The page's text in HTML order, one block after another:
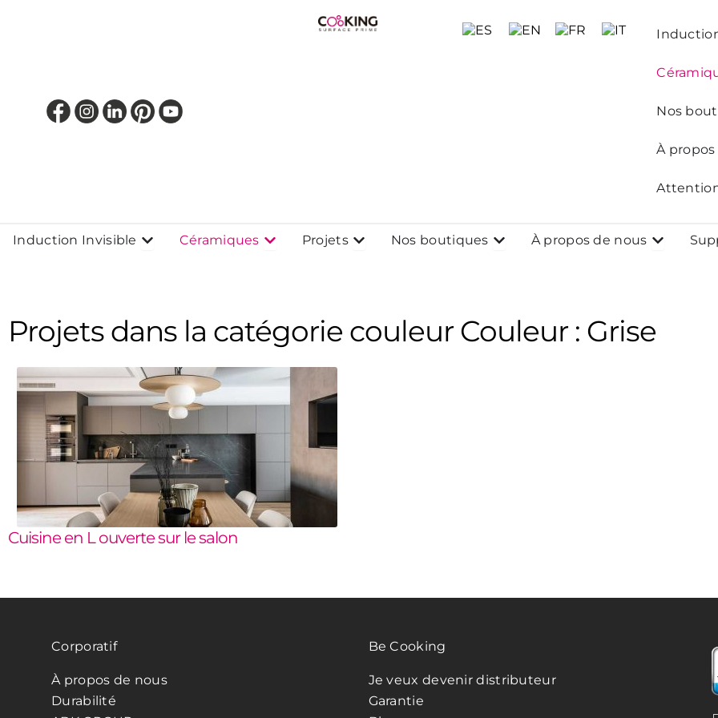
Nos
À
Induction Invisible Ouvrir Induction Invisible
Céramiques Ouvrir Céramiques
Projets Ouvrir Projets
Nos boutiques Ouvrir Nos boutiques
À propos de nous Ouvrir À
Projets dans la catégorie couleur Couleur : Grise
Cuisine en L ouverte sur le salon
Corporatif
À propos de nous
Durabilité
Be Cooking
Je veux devenir distributeur
Garantie